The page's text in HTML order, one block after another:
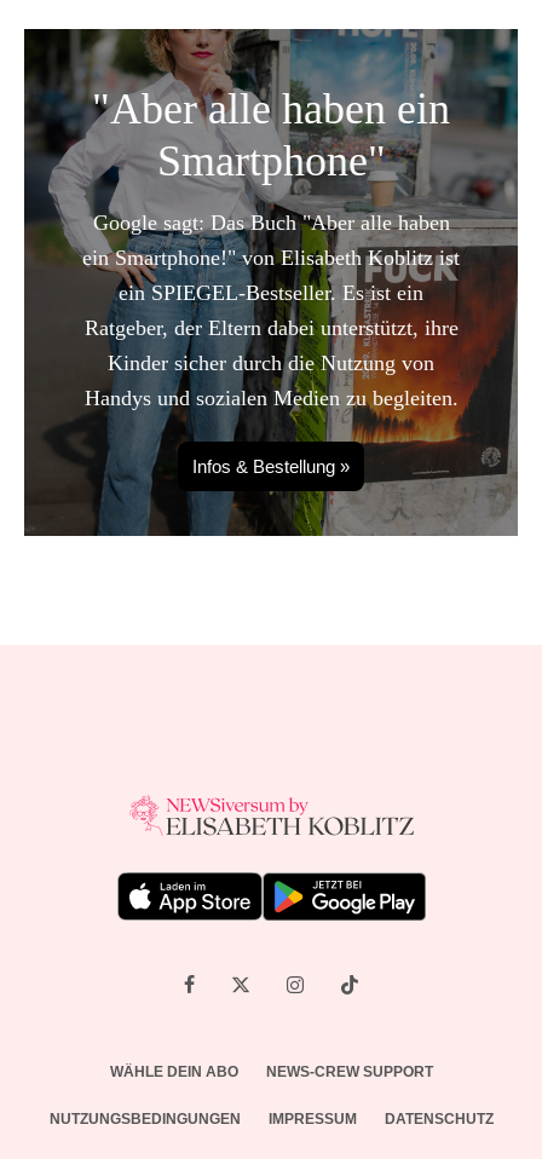
"Aber alle haben ein
Smartphone"
Google sagt: Das Buch "Aber alle haben
ein Smartphone!" von Elisabeth Koblitz ist
ein SPIEGEL-Bestseller. Es ist ein
Ratgeber, der Eltern dabei unterstützt, ihre
Kinder sicher durch die Nutzung von
Handys und sozialen Medien zu begleiten.
Infos & Bestellung »
WÄHLE DEIN ABO NEWS-CREW SUPPORT
NUTZUNGSBEDINGUNGEN IMPRESSUM DATENSCHUTZ